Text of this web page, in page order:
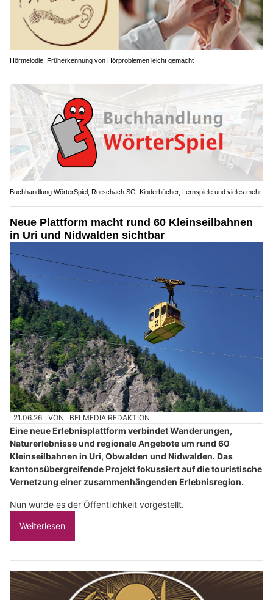
Hörmelodie: Früherkennung von Hörproblemen leicht gemacht
Buchhandlung WörterSpiel, Rorschach SG: Kinderbücher, Lernspiele und vieles mehr
Neue Plattform macht rund 60 Kleinseilbahnen
in Uri und Nidwalden sichtbar
21.06.26 VON BELMEDIA REDAKTION
Eine neue Erlebnisplattform verbindet Wanderungen,
Naturerlebnisse und regionale Angebote um rund 60
Kleinseilbahnen in Uri, Obwalden und Nidwalden. Das
kantonsübergreifende Projekt fokussiert auf die touristische
Vernetzung einer zusammenhängenden Erlebnisregion.
Nun wurde es der Öffentlichkeit vorgestellt.
Weiterlesen